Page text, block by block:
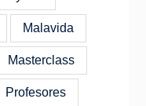
Malavida
Masterclass
Profesores